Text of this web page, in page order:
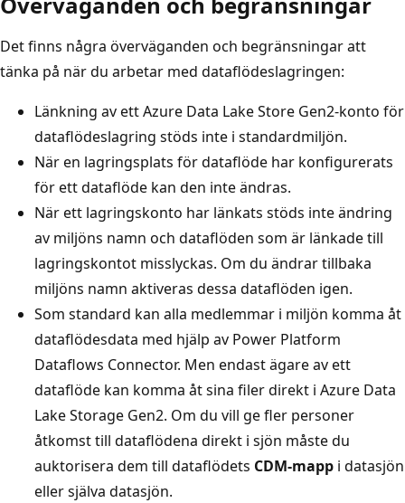
Det finns några överväganden och begränsningar att
tänka på när du arbetar med dataflödeslagringen:
Länkning av ett Azure Data Lake Store Gen2-konto för
dataflödeslagring stöds inte i standardmiljön.
När en lagringsplats för dataflöde har konfigurerats
för ett dataflöde kan den inte ändras.
När ett lagringskonto har länkats stöds inte ändring
av miljöns namn och dataflöden som är länkade till
lagringskontot misslyckas. Om du ändrar tillbaka
miljöns namn aktiveras dessa dataflöden igen.
Som standard kan alla medlemmar i miljön komma åt
dataflödesdata med hjälp av Power Platform
Dataflows Connector. Men endast ägare av ett
dataflöde kan komma åt sina filer direkt i Azure Data
Lake Storage Gen2. Om du vill ge fler personer
åtkomst till dataflödena direkt i sjön måste du
auktorisera dem till dataflödets CDM-mapp i datasjön
eller själva datasjön.